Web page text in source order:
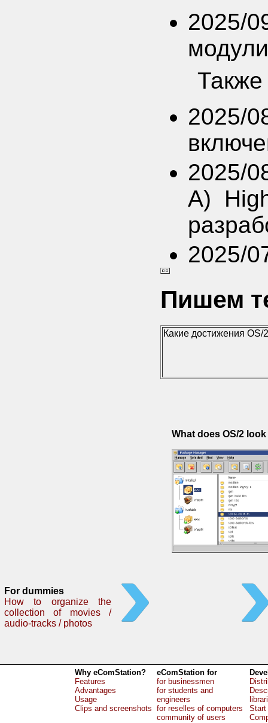
2025/
2025/
2025/
A)
2025/
Пишем
Какие достижения OS/
What does OS/2
For dummies
How to organize the
collection of movies /
audio-tracks / photos
Why eComStation?
Features
Advantages
Usage
Clips and screenshots
eComStation for
for businessmen
for students and
engineers
for reselles of computers
community of users
Start